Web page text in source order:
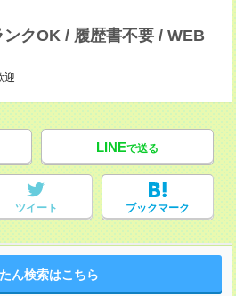
クOK / 履歴書不要 / WEB
迎
LINEで送る
ツイート ブックマーク
ん検索はこちら